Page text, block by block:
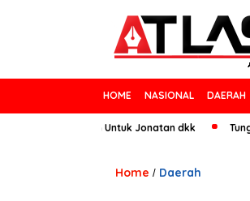
HOME NASIONAL DAERAH
Ini Saran Untuk Jonatan dkk Tunggal Putra
Home / Daerah